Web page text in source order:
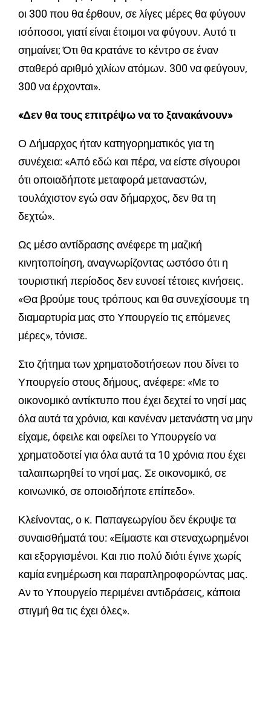
οι 300 που θα έρθουν, σε λίγες μέρες θα φύγουν
ισόποσοι, γιατί είναι έτοιμοι να φύγουν. Αυτό τι
σημαίνει; Ότι θα κρατάνε το κέντρο σε έναν
σταθερό αριθμό χιλίων ατόμων. 300 να φεύγουν,
300 να έρχονται».
«Δεν θα τους επιτρέψω να το ξανακάνουν»
Ο Δήμαρχος ήταν κατηγορηματικός για τη
συνέχεια: «Από εδώ και πέρα, να είστε σίγουροι
ότι οποιαδήποτε μεταφορά μεταναστών,
τουλάχιστον εγώ σαν δήμαρχος, δεν θα τη
δεχτώ».
Ως μέσο αντίδρασης ανέφερε τη μαζική
κινητοποίηση, αναγνωρίζοντας ωστόσο ότι η
τουριστική περίοδος δεν ευνοεί τέτοιες κινήσεις.
«Θα βρούμε τους τρόπους και θα συνεχίσουμε τη
διαμαρτυρία μας στο Υπουργείο τις επόμενες
μέρες», τόνισε.
Στο ζήτημα των χρηματοδοτήσεων που δίνει το
Υπουργείο στους δήμους, ανέφερε: «Με το
οικονομικό αντίκτυπο που έχει δεχτεί το νησί μας
όλα αυτά τα χρόνια, και κανέναν μετανάστη να μην
είχαμε, όφειλε και οφείλει το Υπουργείο να
χρηματοδοτεί για όλα αυτά τα 10 χρόνια που έχει
ταλαιπωρηθεί το νησί μας. Σε οικονομικό, σε
κοινωνικό, σε οποιοδήποτε επίπεδο».
Κλείνοντας, ο κ. Παπαγεωργίου δεν έκρυψε τα
συναισθήματά του: «Είμαστε και στεναχωρημένοι
και εξοργισμένοι. Και πιο πολύ διότι έγινε χωρίς
καμία ενημέρωση και παραπληροφορώντας μας.
Αν το Υπουργείο περιμένει αντιδράσεις, κάποια
στιγμή θα τις έχει όλες».